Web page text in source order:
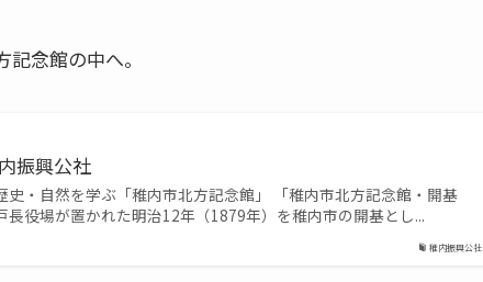
念館の中へ。
稚内振興公社
振興公社
史・自然を学ぶ「稚内市北方記念館」 「稚内市北方記念館・開基
長役場が置かれた明治12年（1879年）を稚内市の開基とし...